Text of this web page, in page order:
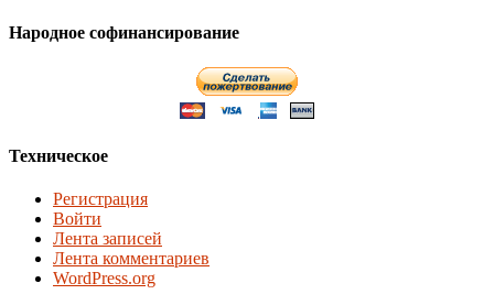
Народное софинансирование
Техническое
Регистрация
Войти
Лента записей
Лента комментариев
WordPress.org